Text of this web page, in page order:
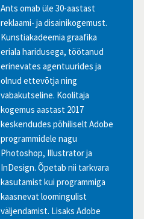
Ants omab üle 30-aastast
reklaami- ja disainikogemust.
Kunstiakadeemia graafika
eriala haridusega, töötanud
erinevates agentuurides ja
olnud ettevõtja ning
vabakutseline. Koolitaja
kogemus aastast 2017
keskendudes põhiliselt Adobe
programmidele nagu
Photoshop, Illustrator ja
InDesign. Õpetab nii tarkvara
kasutamist kui programmiga
kaasnevat loomingulist
väljendamist. Lisaks Adobe